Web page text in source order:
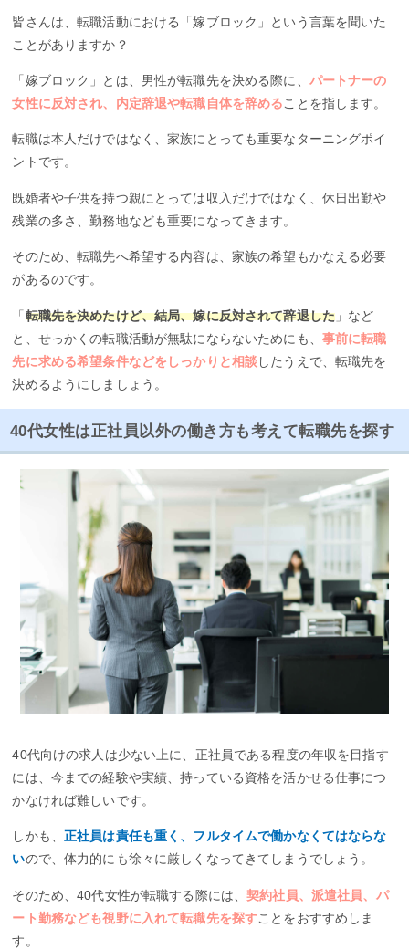
皆さんは、転職活動における「嫁ブロック」という言葉を聞いた
ことがありますか？
「嫁ブロック」とは、男性が転職先を決める際に、 パートナーの
女性に反対され、内定辞退や転職自体を辞めることを指します。
転職は本人だけではなく、家族にとっても重要なターニングポイ
ントです。
既婚者や子供を持つ親にとっては収入だけではなく、休日出勤や
残業の多さ、勤務地なども重要になってきます。
そのため、転職先へ希望する内容は、家族の希望もかなえる必要
があるのです。
「転職先を決めたけど、結局、嫁に反対されて辞退した 」など
と、せっかくの転職活動が無駄にならないためにも、 事前に転職
先に求める希望条件などをしっかりと相談したうえで、転職先を
決めるようにしましょう。
40代女性は正社員以外の働き方も考えて転職先を探す
40代向けの求人は少ない上に、正社員である程度の年収を目指す
には、今までの経験や実績、持っている資格を活かせる仕事につ
かなければ難しいです。
しかも、正社員は責任も重く、フルタイムで働かなくてはならな
いので、体力的にも徐々に厳しくなってきてしまうでしょう。
そのため、40代女性が転職する際には、契約社員、派遣社員、パ
ート勤務なども視野に入れて転職先を探すことをおすすめしま
す。